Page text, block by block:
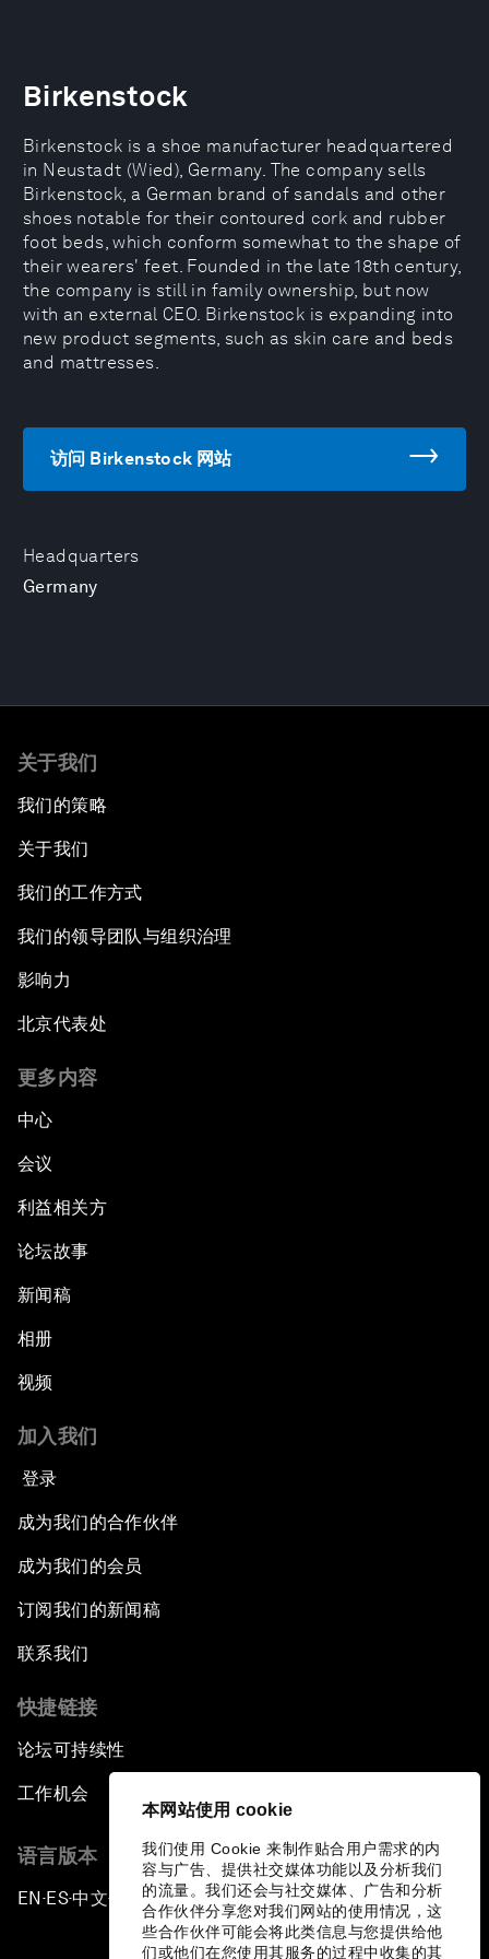
本网站使用 cookie
我们使用 Cookie 来制作贴合用户需求的内
容与广告、提供社交媒体功能以及分析我们
的流量。我们还会与社交媒体、广告和分析
合作伙伴分享您对我们网站的使用情况，这
些合作伙伴可能会将此类信息与您提供给他
们或他们在您使用其服务的过程中收集的其
Headquarters
Germany
Birkenstock
Birkenstock is a shoe manufacturer headquartered
in Neustadt (Wied), Germany. The company sells
Birkenstock, a German brand of sandals and other
shoes notable for their contoured cork and rubber
foot beds, which conform somewhat to the shape of
their wearers' feet. Founded in the late 18th century,
the company is still in family ownership, but now
with an external CEO. Birkenstock is expanding into
new product segments, such as skin care and beds
and mattresses.
访问 Birkenstock 网站
关于我们
我们的策略
关于我们
我们的工作方式
我们的领导团队与组织治理
影响力
北京代表处
更多内容
中心
会议
利益相关方
论坛故事
新闻稿
相册
视频
加入我们
登录
成为我们的合作伙伴
成为我们的会员
订阅我们的新闻稿
联系我们
快捷链接
论坛可持续性
工作机会
语言版本
EN ▪ES▪中文▪ 日本語